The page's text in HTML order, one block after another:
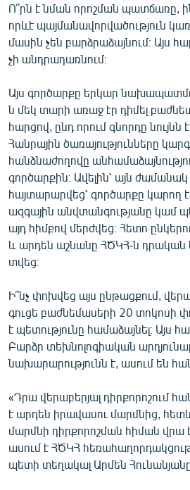
«Ազատության» բոլոր կայքերը
Ո՞րն է նման որոշման պատճառը,
որևէ պայմանավորվածություն
մասին չեն բարձրաձայնում։ Այս
չի անդրադառնում։
Այս գործարքը երկար
ն մեկ տարի առաջ էր դիմել
հարցով, ընդ որում գնորդը նույնն
Հանրային ծառայությունները
հանձնաժողովը
գործարքին։ Ավելին՝ այն ժամանակ
հայտարարվեց՝ գործարքը կարող
ազգային անվտանգությանը կամ
այդ հիմքով մերժվեց։ Հետո
և արդեն աշնանը ՀԾԿՀ-ն դրական
տվեց։
Ի՞նչ փոխվեց այս ընթացքում,
գուցե բաժնեմասերի 20 տոկոսի
է պետությունը համաձայնել։ Այս
Բարձր տեխնոլոգիական
նախարարությունն է, ասում են
«Դրա վերաբերյալ դիրքորոշում
է արդեն իրավասու մարմնից,
մարմնի դիրքորոշման հիման վրա
ասում է ՀԾԿՀ
պետի տեղակալ Արմեն